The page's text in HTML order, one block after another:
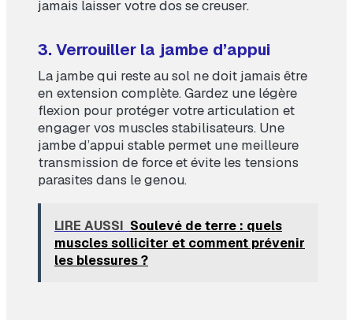
jamais laisser votre dos se creuser.
3. Verrouiller la jambe d’appui
La jambe qui reste au sol ne doit jamais être
en extension complète. Gardez une légère
flexion pour protéger votre articulation et
engager vos muscles stabilisateurs. Une
jambe d’appui stable permet une meilleure
transmission de force et évite les tensions
parasites dans le genou.
LIRE AUSSI Soulevé de terre : quels
muscles solliciter et comment prévenir
les blessures ?